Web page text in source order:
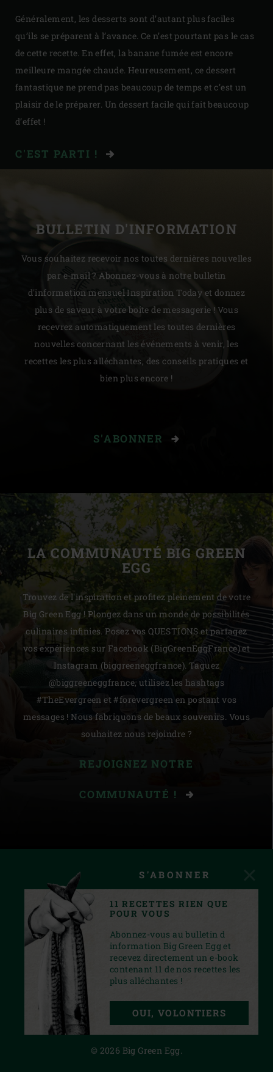
Généralement, les desserts sont d’autant plus faciles
qu’ils se préparent à l’avance. Ce n’est pourtant pas le cas
de cette recette. En effet, la banane fumée est encore
meilleure mangée chaude. Heureusement, ce dessert
fantastique ne prend pas beaucoup de temps et c’est un
plaisir de le préparer. Un dessert facile qui fait beaucoup
d’effet !
C'EST PARTI !
BULLETIN D'INFORMATION
Vous souhaitez recevoir nos toutes dernières nouvelles
par e-mail ? Abonnez-vous à notre bulletin
d'information mensuel Inspiration Today et donnez
plus de saveur à votre boîte de messagerie ! Vous
recevrez automatiquement les toutes dernières
nouvelles concernant les événements à venir, les
recettes les plus alléchantes, des conseils pratiques et
bien plus encore !
S'ABONNER
LA COMMUNAUTÉ BIG GREEN
EGG
Trouvez de l'inspiration et profitez pleinement de votre
Big Green Egg ! Plongez dans un monde de possibilités
culinaires infinies. Posez vos QUESTIONS et partagez
vos expériences sur Facebook (BigGreenEggFrance) et
Instagram (biggreeneggfrance). Taguez
@biggreeneggfrance, utilisez les hashtags
#TheEvergreen et #forevergreen en postant vos
messages ! Nous fabriquons de beaux souvenirs. Vous
souhaitez nous rejoindre ?
REJOIGNEZ NOTRE
COMMUNAUTÉ !
PRIVACY STATEMENT
© 2026 Big Green Egg.
S'ABONNER
11 RECETTES RIEN QUE
POUR VOUS
Abonnez-vous au bulletin d
information Big Green Egg et
recevez directement un e-book
contenant 11 de nos recettes les
plus alléchantes !
OUI, VOLONTIERS